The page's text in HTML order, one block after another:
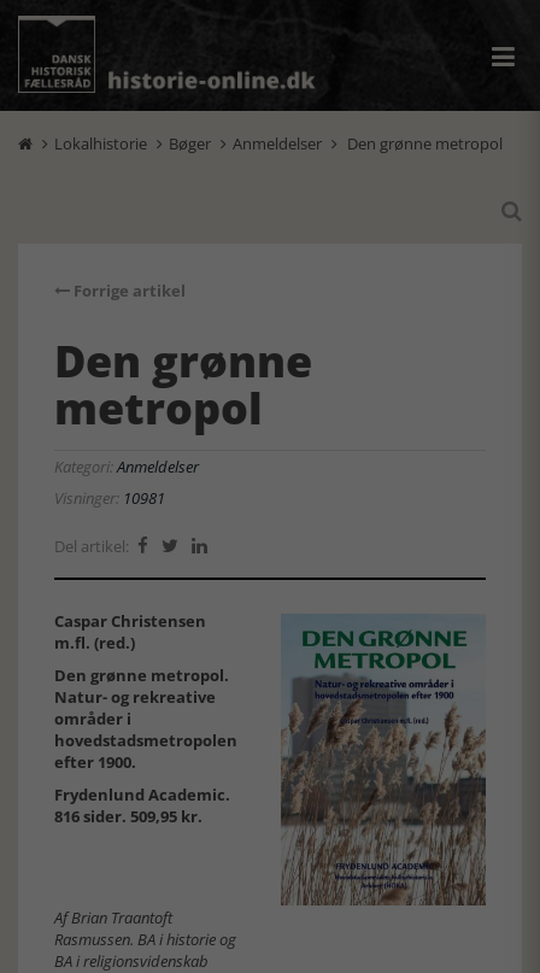
 Lokalhistorie  Bøger  Anmeldelser  Den grønne metropol

Forrige artikel
Den grønne
metropol
Kategori:Anmeldelser
Visninger: 10981
Del artikel:   
Caspar Christensen
m.fl. (red.)
Den grønne metropol.
Natur- og rekreative
områder i
hovedstadsmetropolen
efter 1900.
Frydenlund Academic.
816 sider. 509,95 kr.
Af Brian Traantoft
Rasmussen. BA i historie og
BA i religionsvidenskab